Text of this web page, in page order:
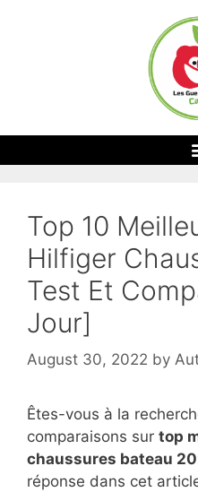
Top 10
Hilfiger
Test Et
Jour]
August 30, 2022 by
Êtes-vous à la
comparaisons sur top
chaussures bateau
réponse dans cet